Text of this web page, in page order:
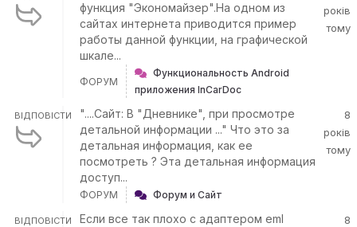
функция "Экономайзер".На одном из
сайтах интернета приводится пример
работы данной функции, на графической
шкале...
років
тому
ФОРУМ
Функциональность Android
приложения InCarDoc
ВІДПОВІСТИ
"....Сайт: В "Дневнике", при просмотре
детальной информации ..." Что это за
детальная информация, как ее
посмотреть ? Эта детальная информация
доступ...
8
років
тому
ФОРУМ Форум и Сайт
ВІДПОВІСТИ
Если все так плохо с адаптером eml
8